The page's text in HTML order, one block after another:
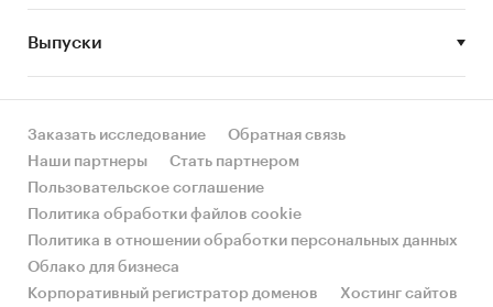
STEP-анализ факторов, влияющих на рынок
лечения онкологии
Описание основных конкурентов
Оценка текущих тенденций и перспектив
Анализ влияния кризисов на отрасль
Выпуски
Заказать исследование
Обратная связь
Наши партнеры
Стать партнером
Пользовательское соглашение
Политика обработки файлов cookie
Политика в отношении обработки персональных данных
Облако для бизнеса
Корпоративный регистратор доменов
Хостинг сайтов